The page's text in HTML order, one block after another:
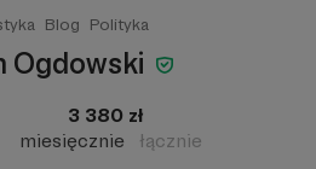
Blog Polityka
Ogdowski
3 380 zł
miesięcznie
łącznie